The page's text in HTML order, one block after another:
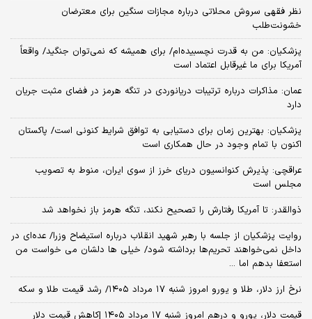
نظر فقهی سروش محلاتی درباره مجازات سنگین برای معترضان
خشونت‌طلب
پزشکیان: من به قدرت نچسبیده‌ام/ برای همیشه که نمی‌توان جنگید/ واقعاً
آمریکا برای ما غیرقابل اعتماد است
عمان: مذاکرات درباره ترتیبات دریانوردی در تنگه هرمز در فضای مثبت جریان
دارد
پزشکیان‌: بهترین زمان برای دستیابی به توافق شرایط کنونی است/ پاکستان
اکنون با تمام وجود در حال همکاری است
عراقچی: پذیرش کنوانسیون دریای خرز از سوی ایران، منوط به تصویب
مجلس است
ذوالقدر: تا آمریکا رفتارش را تصحیح نکند، تنگه هرمز باز نخواهد شد
روایت پزشکیان از جلسه با رهبر شهید انقلاب درباره استیضاح وزرا/ عده‌ای در
داخل نمی‌خواهند تحریم‌ها برداشته شود/ خیلی ها دلشان می خواست من
استعفا بدهم اما ...
نرخ ارز دلار، طلا و یورو امروز شنبه ۱۷ مرداد ۱۴۰۵/ رشد قیمت طلا و سکه
قیمت دلار، یورو و درهم امروز شنبه ۱۷ مرداد ۱۴۰۵ |کاهش قیمت دلار